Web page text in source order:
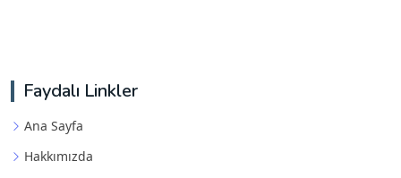
Faydalı Linkler
Ana Sayfa
Hakkımızda